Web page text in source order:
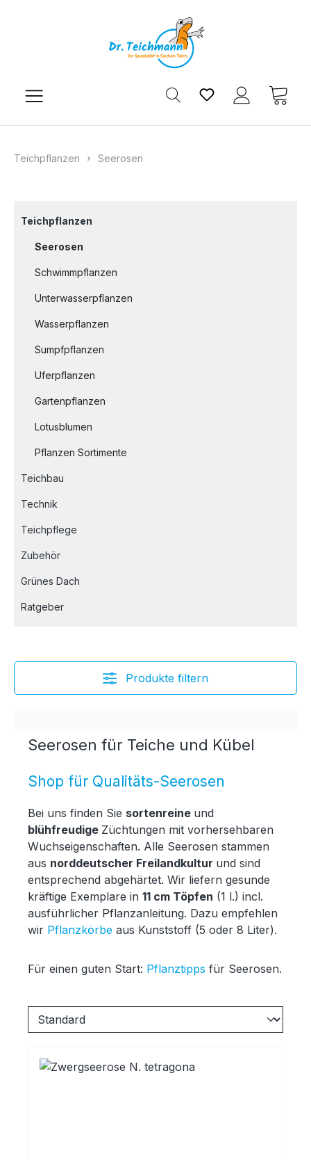
Du hast 0
Teichpflanzen Seerosen
Teichpflanzen
Seerosen
Schwimmpflanzen
Unterwasserpflanzen
Wasserpflanzen
Sumpfpflanzen
Uferpflanzen
Gartenpflanzen
Lotusblumen
Pflanzen Sortimente
Teichbau
Technik
Teichpflege
Zubehör
Grünes Dach
Ratgeber
Produkte filtern
Seerosen für Teiche und Kübel
Shop für Qualitäts-Seerosen
Bei uns finden Sie sortenreine und
blühfreudige Züchtungen mit vorhersehbaren
Wuchseigenschaften. Alle Seerosen stammen
aus norddeutscher Freilandkultur und sind
entsprechend abgehärtet. Wir liefern gesunde
kräftige Exemplare in 11 cm Töpfen (1 l.) incl.
ausführlicher Pflanzanleitung. Dazu empfehlen
wir Pflanzkörbe aus Kunststoff (5 oder 8 Liter).
Für einen guten Start: Pflanztipps für Seerosen.